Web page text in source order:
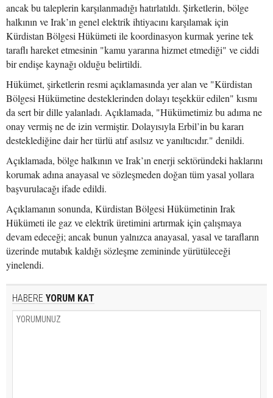
ancak bu taleplerin karşılanmadığı hatırlatıldı. Şirketlerin, bölge
halkının ve Irak’ın genel elektrik ihtiyacını karşılamak için
Kürdistan Bölgesi Hükümeti ile koordinasyon kurmak yerine tek
taraflı hareket etmesinin "kamu yararına hizmet etmediği" ve ciddi
bir endişe kaynağı olduğu belirtildi.
Hükümet, şirketlerin resmi açıklamasında yer alan ve "Kürdistan
Bölgesi Hükümetine desteklerinden dolayı teşekkür edilen" kısmı
da sert bir dille yalanladı. Açıklamada, "Hükümetimiz bu adıma ne
onay vermiş ne de izin vermiştir. Dolayısıyla Erbil’in bu kararı
desteklediğine dair her türlü atıf asılsız ve yanıltıcıdır." denildi.
Açıklamada, bölge halkının ve Irak’ın enerji sektöründeki haklarını
korumak adına anayasal ve sözleşmeden doğan tüm yasal yollara
başvurulacağı ifade edildi.
Açıklamanın sonunda, Kürdistan Bölgesi Hükümetinin Irak
Hükümeti ile gaz ve elektrik üretimini artırmak için çalışmaya
devam edeceği; ancak bunun yalnızca anayasal, yasal ve tarafların
üzerinde mutabık kaldığı sözleşme zemininde yürütüleceği
yinelendi.
HABERE YORUM KAT